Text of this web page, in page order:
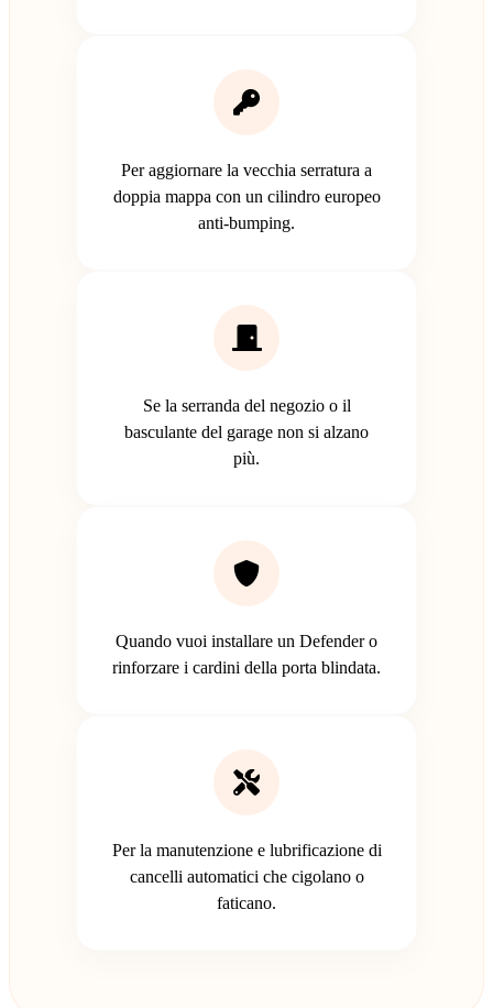
Per aggiornare la vecchia serratura a
doppia mappa con un cilindro europeo
anti-bumping.
Se la serranda del negozio o il
basculante del garage non si alzano
più.
Quando vuoi installare un Defender o
rinforzare i cardini della porta blindata.
Per la manutenzione e lubrificazione di
cancelli automatici che cigolano o
faticano.